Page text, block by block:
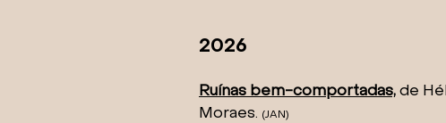
​2026
Ruínas bem-comportadas, de
Moraes. (JAN)